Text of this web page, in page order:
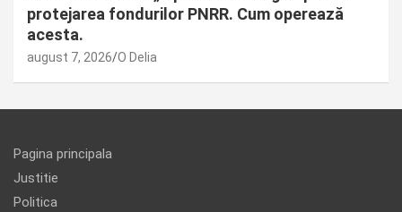
protejarea fondurilor PNRR. Cum operează
acesta.
august 7, 2026 O Delia
Pagina principala
Justitie
Politica